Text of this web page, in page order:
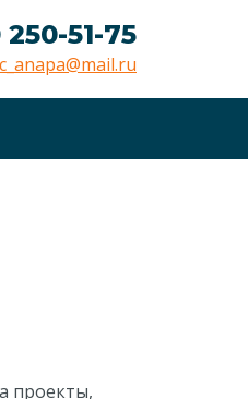
51-75
проекты,